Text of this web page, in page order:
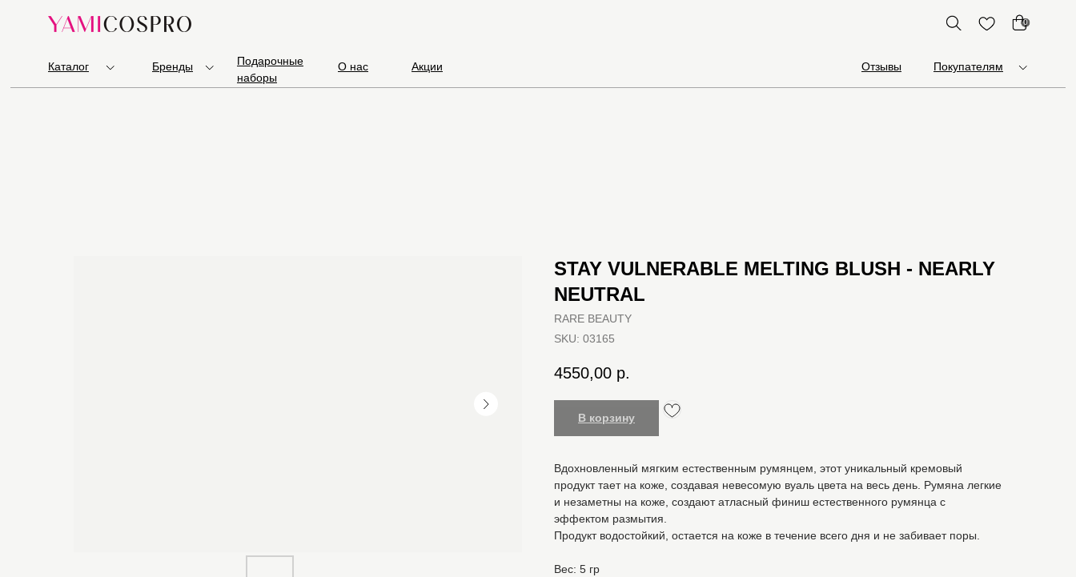
Подарочные
наборы
О нас Акции Отзывы Покупателям
0
Каталог Бренды
STAY VULNERABLE MELTING BLUSH - NEARLY
NEUTRAL
RARE BEAUTY
SKU: 03165
4550,00 р.
В корзину
Вдохновленный мягким естественным румянцем, этот уникальный кремовый
продукт тает на коже, создавая невесомую вуаль цвета на весь день. Румяна легкие
и незаметны на коже, создают атласный финиш естественного румянца с
эффектом размытия.
Продукт водостойкий, остается на коже в течение всего дня и не забивает поры.
Вес: 5 гр